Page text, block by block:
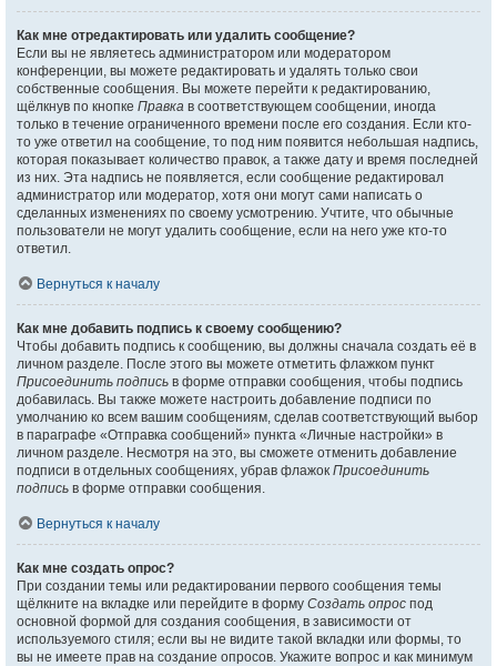
Как мне отредактировать или удалить сообщение?
Если вы не являетесь администратором или модератором
конференции, вы можете редактировать и удалять только свои
собственные сообщения. Вы можете перейти к редактированию,
щёлкнув по кнопке Правка в соответствующем сообщении, иногда
только в течение ограниченного времени после его создания. Если кто-
то уже ответил на сообщение, то под ним появится небольшая надпись,
которая показывает количество правок, а также дату и время последней
из них. Эта надпись не появляется, если сообщение редактировал
администратор или модератор, хотя они могут сами написать о
сделанных изменениях по своему усмотрению. Учтите, что обычные
пользователи не могут удалить сообщение, если на него уже кто-то
ответил.
Вернуться к началу
Как мне добавить подпись к своему сообщению?
Чтобы добавить подпись к сообщению, вы должны сначала создать её в
личном разделе. После этого вы можете отметить флажком пункт
Присоединить подпись в форме отправки сообщения, чтобы подпись
добавилась. Вы также можете настроить добавление подписи по
умолчанию ко всем вашим сообщениям, сделав соответствующий выбор
в параграфе «Отправка сообщений» пункта «Личные настройки» в
личном разделе. Несмотря на это, вы сможете отменить добавление
подписи в отдельных сообщениях, убрав флажок Присоединить
подпись в форме отправки сообщения.
Вернуться к началу
Как мне создать опрос?
При создании темы или редактировании первого сообщения темы
щёлкните на вкладке или перейдите в форму Создать опрос под
основной формой для создания сообщения, в зависимости от
используемого стиля; если вы не видите такой вкладки или формы, то
вы не имеете прав на создание опросов. Укажите вопрос и как минимум